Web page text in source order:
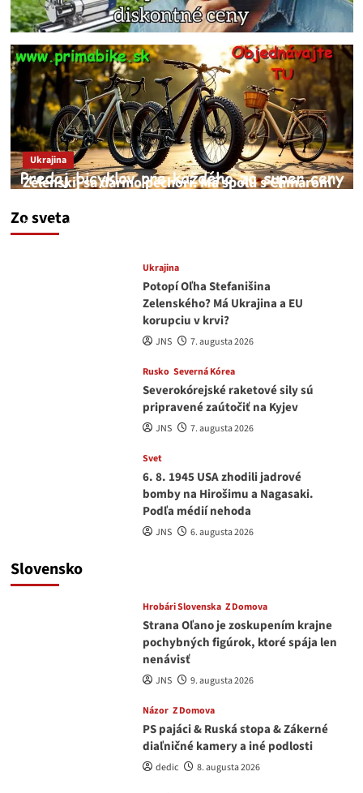
Zo sveta
Ukrajina
Zelenskij sa darmo pechorí. Má spolu s Chmarom
medvedar
Ukrajina
Potopí Oľha Stefanišina
Zelenského? Má Ukrajina a EU
korupciu v krvi?
JNS 7. augusta 2026
Rusko Severná Kórea
Severokórejské raketové sily sú
pripravené zaútočiť na Kyjev
JNS 7. augusta 2026
Svet
6. 8. 1945 USA zhodili jadrové
bomby na Hirošimu a Nagasaki.
Podľa médií nehoda
JNS 6. augusta 2026
Slovensko
Hrobári Slovenska Z Domova
Strana Oľano je zoskupením krajne
pochybných figúrok, ktoré spája len
nenávisť
JNS 9. augusta 2026
Názor Z Domova
PS pajáci & Ruská stopa & Zákerné
diaľničné kamery a iné podlosti
dedic 8. augusta 2026